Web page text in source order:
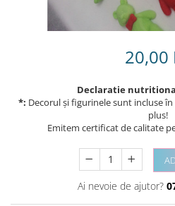
20,00
Declaratie
*: Decorul și figurinele sunt incluse
plus!
Emitem certificat de calitate
Ai nevoie de ajutor?